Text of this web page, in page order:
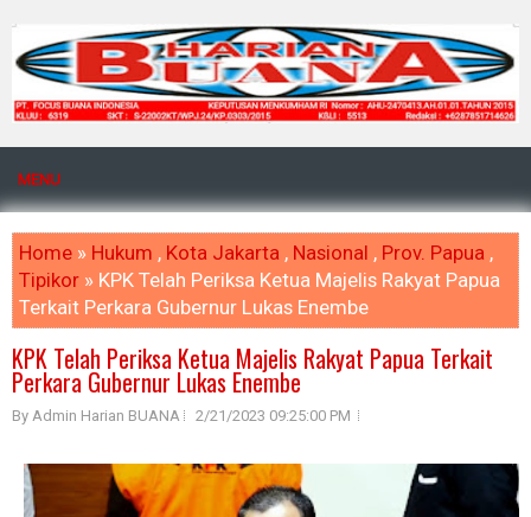
MENU
Home » Hukum , Kota Jakarta , Nasional , Prov. Papua ,
Tipikor » KPK Telah Periksa Ketua Majelis Rakyat Papua
Terkait Perkara Gubernur Lukas Enembe
KPK Telah Periksa Ketua Majelis Rakyat Papua Terkait
Perkara Gubernur Lukas Enembe
By Admin Harian BUANA 2/21/2023 09:25:00 PM